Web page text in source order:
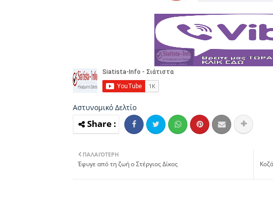
Αστυνομικό Δελτίο
ΠΑΛΑΙΌΤΕΡΗ
Έφυγε από τη ζωή ο Στέργιος Δίκος